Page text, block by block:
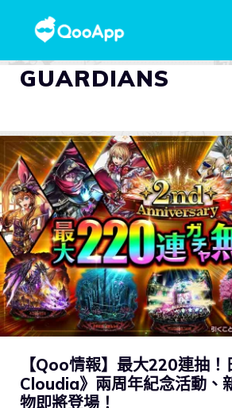
GUARDIANS
【Qoo情報】最大220連抽
Cloudia》兩周年紀念活動、
物即將登場！